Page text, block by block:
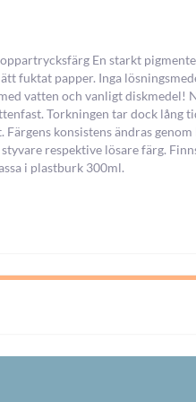
En starkt
fuktat papper. Inga
vatten och vanligt diskmedel!
Torkningen tar dock lång
Färgens konsistens ändras
respektive lösare färg.
i plastburk 300ml.